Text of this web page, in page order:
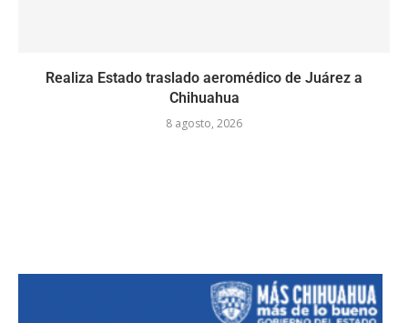
Realiza Estado traslado aeromédico de Juárez a
Chihuahua
8 agosto, 2026